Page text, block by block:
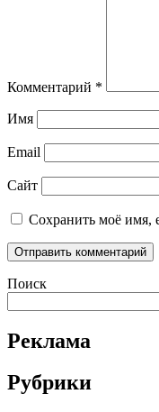
Комментарий *
Имя
Email
Сайт
Сохранить моё имя,
Поиск
Реклама
Рубрики